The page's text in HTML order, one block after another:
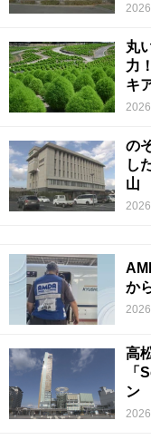
丸
力
キ
の
し
山
か
高
「
ン